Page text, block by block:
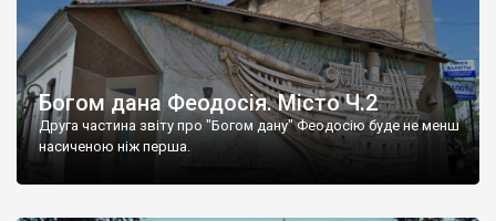
Богом дана Феодосія. Місто Ч.2
Друга частина звіту про "Богом дану" Феодосію буде не менш
насиченою ніж перша.